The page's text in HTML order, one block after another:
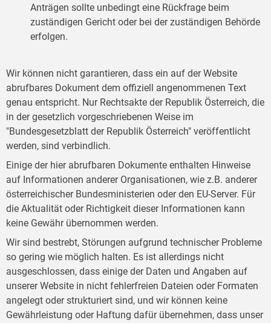
Anträgen sollte unbedingt eine Rückfrage beim
zuständigen Gericht oder bei der zuständigen Behörde
erfolgen.
Wir können nicht garantieren, dass ein auf der Website
abrufbares Dokument dem offiziell angenommenen Text
genau entspricht. Nur Rechtsakte der Republik Österreich, die
in der gesetzlich vorgeschriebenen Weise im
"Bundesgesetzblatt der Republik Österreich" veröffentlicht
werden, sind verbindlich.
Einige der hier abrufbaren Dokumente enthalten Hinweise
auf Informationen anderer Organisationen, wie z.B. anderer
österreichischer Bundesministerien oder den EU-Server. Für
die Aktualität oder Richtigkeit dieser Informationen kann
keine Gewähr übernommen werden.
Wir sind bestrebt, Störungen aufgrund technischer Probleme
so gering wie möglich halten. Es ist allerdings nicht
ausgeschlossen, dass einige der Daten und Angaben auf
unserer Website in nicht fehlerfreien Dateien oder Formaten
angelegt oder strukturiert sind, und wir können keine
Gewährleistung oder Haftung dafür übernehmen, dass unser